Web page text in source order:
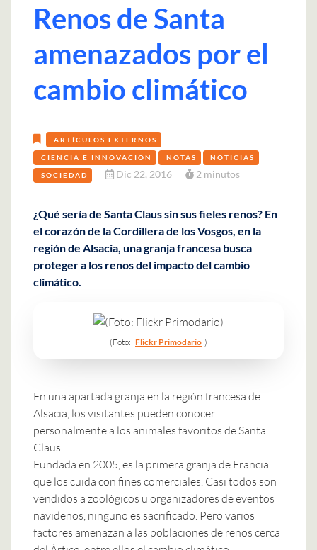
Renos de Santa
amenazados por el
cambio climático
ARTÍCULOS EXTERNOS
CIENCIA E INNOVACIÓN NOTAS NOTICIAS
SOCIEDAD Dic 22, 2016 2 minutos
¿Qué sería de Santa Claus sin sus fieles renos? En
el corazón de la Cordillera de los Vosgos, en la
región de Alsacia, una granja francesa busca
proteger a los renos del impacto del cambio
climático.
(Foto: Flickr Primodario )
En una apartada granja en la región francesa de
Alsacia, los visitantes pueden conocer
personalmente a los animales favoritos de Santa
Claus.
Fundada en 2005, es la primera granja de Francia
que los cuida con fines comerciales. Casi todos son
vendidos a zoológicos u organizadores de eventos
navideños, ninguno es sacrificado. Pero varios
factores amenazan a las poblaciones de renos cerca